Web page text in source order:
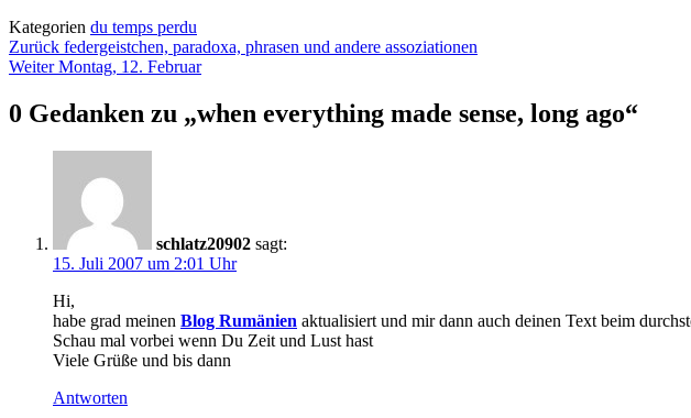
Kategorien du temps perdu
Beitragsnavigation
Zurück federgeistchen, paradoxa, phrasen und andere assoziationen
Weiter Montag, 12. Februar
0 Gedanken zu „when everything made sense, long ago“
schlatz20902 sagt:
15. Juli 2007 um 2:01 Uhr
Hi,
habe grad meinen Blog Rumänien aktualisiert und mir dann auch deinen Text beim
Schau mal vorbei wenn Du Zeit und Lust hast
Viele Grüße und bis dann
Antworten